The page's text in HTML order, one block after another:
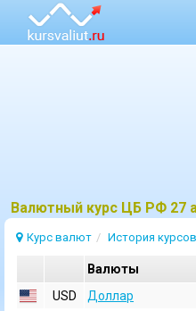
Bалютный курс ЦБ РФ 27
Курс валют История
Валюты
USD
Доллар